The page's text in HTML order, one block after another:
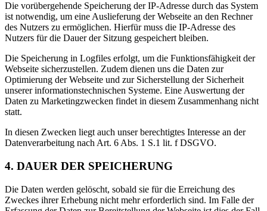
Die vorübergehende Speicherung der IP-Adresse durch das System
ist notwendig, um eine Auslieferung der Webseite an den Rechner
des Nutzers zu ermöglichen. Hierfür muss die IP-Adresse des
Nutzers für die Dauer der Sitzung gespeichert bleiben.
Die Speicherung in Logfiles erfolgt, um die Funktionsfähigkeit der
Webseite sicherzustellen. Zudem dienen uns die Daten zur
Optimierung der Webseite und zur Sicherstellung der Sicherheit
unserer informationstechnischen Systeme. Eine Auswertung der
Daten zu Marketingzwecken findet in diesem Zusammenhang nicht
statt.
In diesen Zwecken liegt auch unser berechtigtes Interesse an der
Datenverarbeitung nach Art. 6 Abs. 1 S.1 lit. f DSGVO.
4. DAUER DER SPEICHERUNG
Die Daten werden gelöscht, sobald sie für die Erreichung des
Zweckes ihrer Erhebung nicht mehr erforderlich sind. Im Falle der